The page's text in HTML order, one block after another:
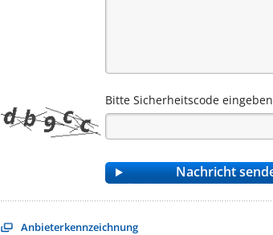
Bitte Sicherheitscode
Anbieterkennzeichnung